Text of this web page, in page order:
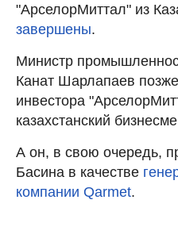
"АрселорМиттал" из
завершены.
Министр
Канат Шарлапаев
инвестора
казахстанский
А он, в свою очередь,
Басина в качестве
компании Qarmet.